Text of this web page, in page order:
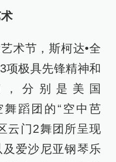
术节，斯柯达•全
项极具先锋精神和
分别是美国
舞蹈团的“空中芭
云门2舞团所呈现
爱沙尼亚钢琴乐